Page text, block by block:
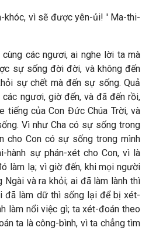
khóc, vì sẽ được yên-ủi! ' Ma-thi-
các ngươi, ai nghe lời ta mà
sự sống đời đời, và không đến
sự chết mà đến sự sống. Quả
ngươi, giờ đến, và đã đến rồi,
tiếng của Con Đức Chúa Trời, và
Vì như Cha có sự sống trong
cho Con có sự sống trong mình
hành sự phán-xét cho Con, vì là
làm lạ; vì giờ đến, khi mọi người
và ra khỏi; ai đã làm lành thì
đã làm dữ thì sống lại để bị xét-
làm nổi việc gì; ta xét-đoán theo
ta là công-bình, vì ta chẳng tìm